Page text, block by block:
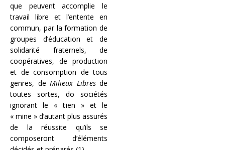
que peuvent accomplie le
travail libre et l’entente en
commun, par la formation de
groupes d’éducation et de
solidarité fraternels, de
coopératives, de production
et de consomption de tous
genres, de Milieux Libresde
toutes sortes, do sociétés
ignorant le « tien » et le
« mine » d’autant plus assurés
de la réussite qu’ils se
composeront d’éléments